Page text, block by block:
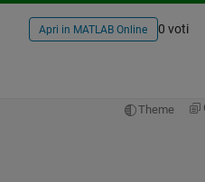
Apri in MATLAB Online 0 voti
Theme